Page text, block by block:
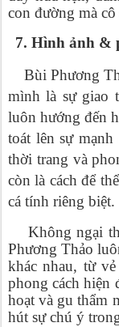
con đường mà
7. Hình ảnh &
Bùi Phương
mình là sự giao
luôn hướng đến
toát lên sự
thời trang và
còn là cách để
cá tính riêng biệt.
Không ngại
Phương Thảo
khác nhau, từ
phong cách hiện
hoạt và gu thẩm
hút sự chú ý